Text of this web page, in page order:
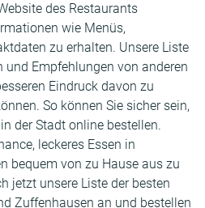
des Restaurants
wie Menüs,
zu erhalten. Unsere Liste
Empfehlungen von anderen
Eindruck davon zu
So können Sie sicher sein,
der Stadt online bestellen.
leckeres Essen in
bequem von zu Hause aus zu
jetzt unsere Liste der besten
Zuffenhausen an und bestellen